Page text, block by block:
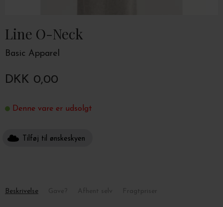
Line O-Neck
Basic Apparel
DKK 0,00
Denne vare er udsolgt
Tilføj til ønskeskyen
Beskrivelse